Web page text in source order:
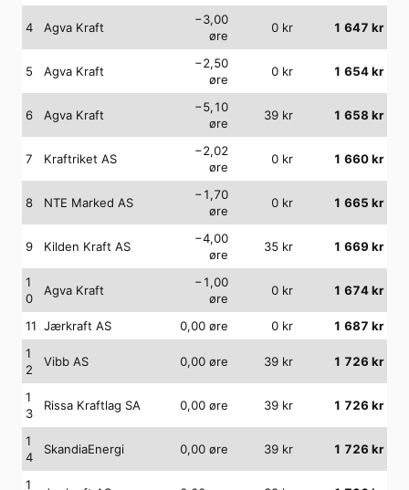
4 Agva Kraft
−3,00
øre
0 kr 1 647 kr
5 Agva Kraft
−2,50
øre
0 kr 1 654kr
6 Agva Kraft
−5,10
øre
39 kr 1 658 kr
7 Kraftriket AS
−2,02
øre
0 kr 1 660kr
8 NTE Marked AS
−1,70
øre
0 kr 1 665 kr
9 Kilden Kraft AS
−4,00
øre
35 kr 1 669 kr
1
0
Agva Kraft
−1,00
øre
0 kr 1 674kr
11 Jærkraft AS 0,00 øre 0 kr 1 687 kr
1
2
Vibb AS 0,00 øre 39 kr 1 726 kr
1
3
Rissa Kraftlag SA 0,00 øre 39 kr 1 726 kr
1
4
SkandiaEnergi 0,00 øre 39 kr 1 726 kr
1